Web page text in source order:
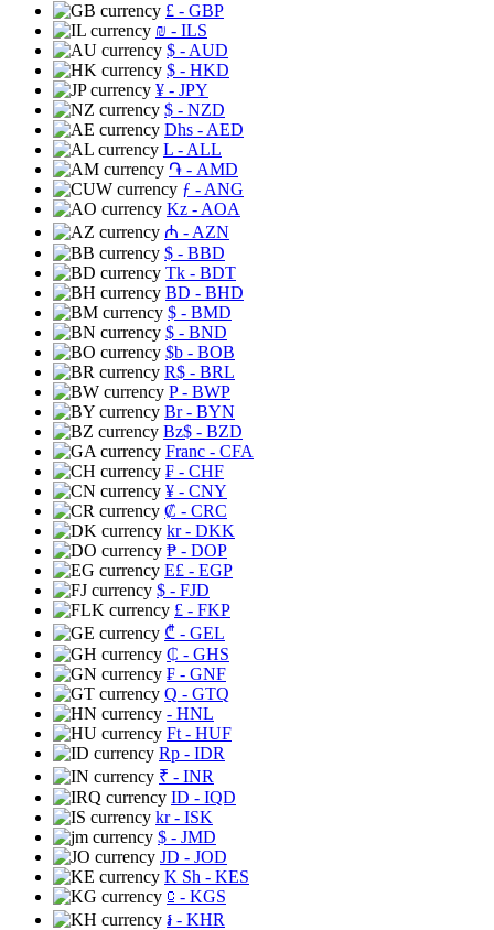
£ - GBP
₪ - ILS
$ - AUD
$ - HKD
¥ - JPY
$ - NZD
Dhs - AED
L - ALL
֏ - AMD
ƒ - ANG
Kz - AOA
₼ - AZN
$ - BBD
Tk - BDT
BD - BHD
$ - BMD
$ - BND
$b - BOB
R$ - BRL
P- BWP
Br- BYN
Bz$ - BZD
Franc - CFA
₣ - CHF
¥ - CNY
₡ - CRC
kr- DKK
₱ - DOP
E£ - EGP
$ - FJD
£ - FKP
₾ - GEL
₵ - GHS
₣ - GNF
Q - GTQ
- HNL
Ft - HUF
Rp - IDR
₹ - INR
ID - IQD
kr- ISK
$ - JMD
JD - JOD
K Sh - KES
⃀ - KGS
៛ - KHR